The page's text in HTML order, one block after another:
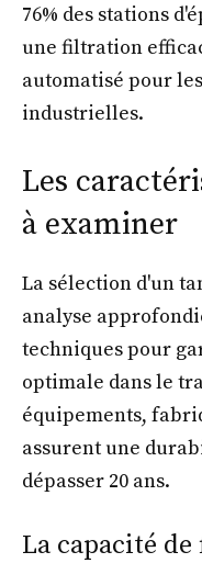
76% des stations
une filtration
automatisé pour
industrielles.
Les
à examiner
La sélection d'un
analyse
techniques pour
optimale dans le
équipements,
assurent une
dépasser 20 ans.
La capacité